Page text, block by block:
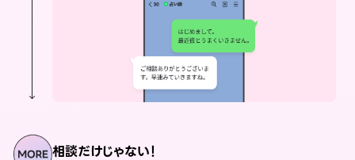
相談だけじゃない！